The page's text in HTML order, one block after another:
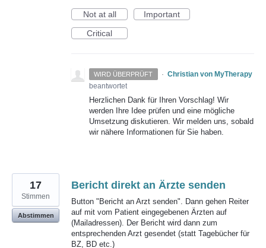
Not at all
Important
Critical
WIRD ÜBERPRÜFT · Christian von MyTherapy
beantwortet
Herzlichen Dank für Ihren Vorschlag! Wir
werden Ihre Idee prüfen und eine mögliche
Umsetzung diskutieren. Wir melden uns, sobald
wir nähere Informationen für Sie haben.
Bericht direkt an Ärzte senden
Button "Bericht an Arzt senden". Dann gehen Reiter
auf mit vom Patient eingegebenen Ärzten auf
(Mailadressen). Der Bericht wird dann zum
entsprechenden Arzt gesendet (statt Tagebücher für
BZ, BD etc.)
17
Stimmen
Abstimmen